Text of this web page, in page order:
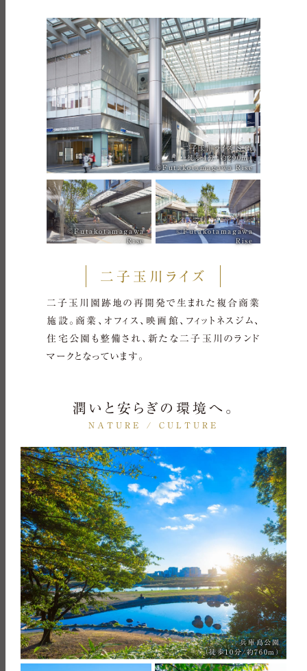
二子玉川ライズ S.C.
（徒歩4分/約290m）
©Futakotamagawa Rise
©Futakotamagawa
Rise
©Futakotamagawa
Rise
二子玉川ライズ
二子玉川園跡地の再開発で生まれた複合商業
施設。商業、オフィス、映画館、フィットネスジム、
住宅公園も整備され、新たな二子玉川のランド
マークとなっています。
潤いと安らぎの環境へ。
NATURE / CULTURE
兵庫島公園
（徒歩10分/約760m）